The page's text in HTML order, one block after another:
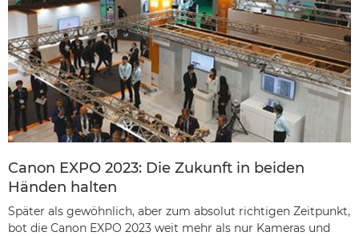
Canon EXPO 2023: Die Zukunft in beiden
Händen halten
Später als gewöhnlich, aber zum absolut richtigen Zeitpunkt,
bot die Canon EXPO 2023 weit mehr als nur Kameras und